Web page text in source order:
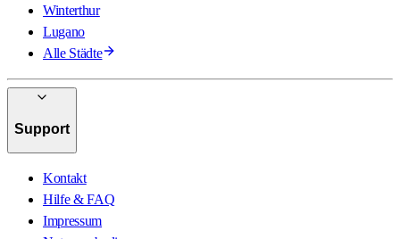
Winterthur
Lugano
Alle Städte
Support
Kontakt
Hilfe & FAQ
Impressum